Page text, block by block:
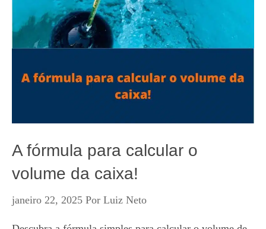
A fórmula para calcular o
volume da caixa!
janeiro 22, 2025 Por Luiz Neto